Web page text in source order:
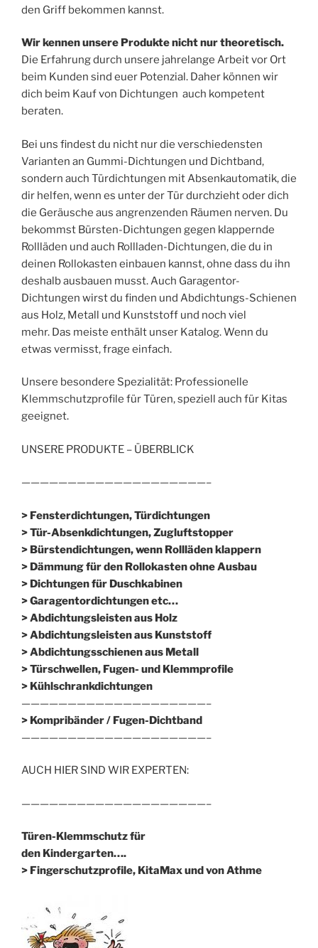
den Griff bekommen kannst.
Wir kennen unsere Produkte nicht nur theoretisch.
Die Erfahrung durch unsere jahrelange Arbeit vor Ort
beim Kunden sind euer Potenzial. Daher können wir
dich beim Kauf von Dichtungen auch kompetent
beraten.
Bei uns findest du nicht nur die verschiedensten
Varianten an Gummi-Dichtungen und Dichtband,
sondern auch Türdichtungen mit Absenkautomatik, die
dir helfen, wenn es unter der Tür durchzieht oder dich
die Geräusche aus angrenzenden Räumen nerven. Du
bekommst Bürsten-Dichtungen gegen klappernde
Rollläden und auch Rollladen-Dichtungen, die du in
deinen Rollokasten einbauen kannst, ohne dass du ihn
deshalb ausbauen musst. Auch Garagentor-
Dichtungen wirst du finden und Abdichtungs-Schienen
aus Holz, Metall und Kunststoff und noch viel
mehr. Das meiste enthält unser Katalog. Wenn du
etwas vermisst, frage einfach.
Unsere besondere Spezialität: Professionelle
Klemmschutzprofile für Türen, speziell auch für Kitas
geeignet.
UNSERE PRODUKTE – ÜBERBLICK
————————————————————–
> Fensterdichtungen, Türdichtungen
> Tür-Absenkdichtungen, Zugluftstopper
> Bürstendichtungen, wenn Rollläden klappern
> Dämmung für den Rollokasten ohne Ausbau
> Dichtungen für Duschkabinen
> Garagentordichtungen etc…
> Abdichtungsleisten aus Holz
> Abdichtungsleisten aus Kunststoff
> Abdichtungsschienen aus Metall
> Türschwellen, Fugen- und Klemmprofile
> Kühlschrankdichtungen
————————————————————–
> Kompribänder / Fugen-Dichtband
————————————————————–
AUCH HIER SIND WIR EXPERTEN:
————————————————————–
Türen-Klemmschutz für
den Kindergarten….
> Fingerschutzprofile, KitaMax und von Athme